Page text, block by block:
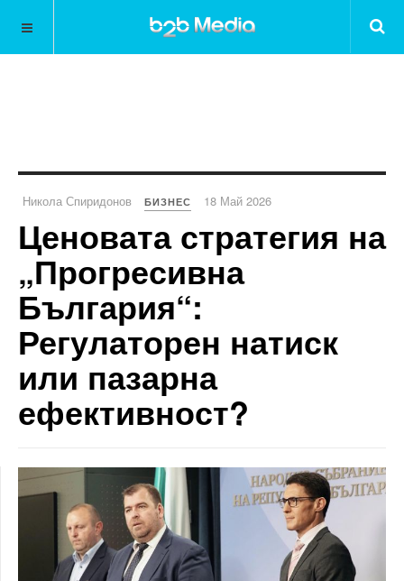
Никола Спиридонов БИЗНЕС 18 Май 2026
Ценовата стратегия на
„Прогресивна
България“:
Регулаторен натиск
или пазарна
ефективност?